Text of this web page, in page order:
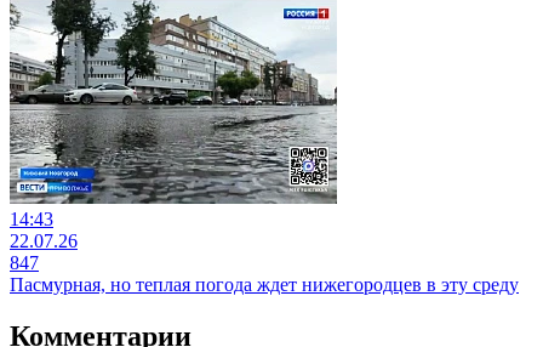
14:43
22.07.26
847
Пасмурная, но теплая погода ждет нижегородцев в эту среду
Комментарии